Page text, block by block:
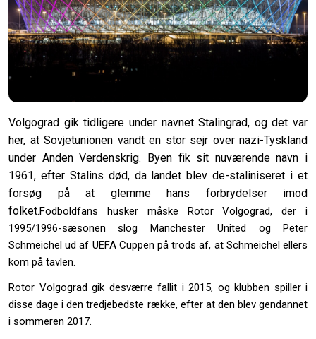
Volgograd gik tidligere under navnet Stalingrad, og det var
her, at Sovjetunionen vandt en stor sejr over nazi-Tyskland
under Anden Verdenskrig. Byen fik sit nuværende navn i
1961, efter Stalins død, da landet blev de-staliniseret i et
forsøg på at glemme hans forbrydelser imod
folket.Fodboldfans husker måske Rotor Volgograd, der i
1995/1996-sæsonen slog Manchester United og Peter
Schmeichel ud af UEFA Cuppen på trods af, at Schmeichel ellers
kom på tavlen.
Rotor Volgograd gik desværre fallit i 2015, og klubben spiller i
disse dage i den tredjebedste række, efter at den blev gendannet
i sommeren 2017.